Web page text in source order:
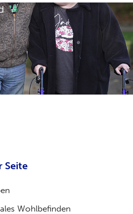
Seite
Wohlbefinden